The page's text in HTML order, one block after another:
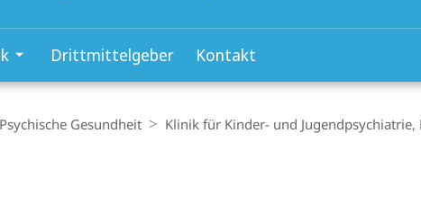
Drittmittelgeber Kontakt
Gesundheit
Klinik für Kinder- und